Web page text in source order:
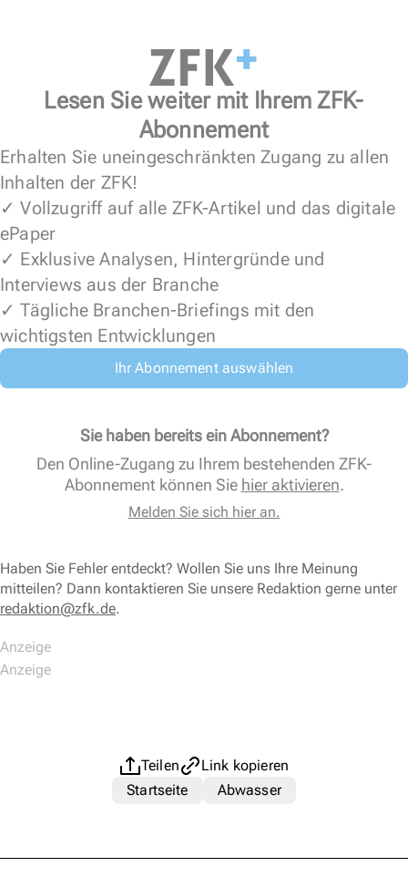
Lesen Sie weiter mit Ihrem ZFK-
Abonnement
Erhalten Sie uneingeschränkten Zugang zu allen
Inhalten der ZFK!
✓ Vollzugriff auf alle ZFK-Artikel und das digitale
ePaper
✓ Exklusive Analysen, Hintergründe und
Interviews aus der Branche
✓ Tägliche Branchen-Briefings mit den
wichtigsten Entwicklungen
Ihr Abonnement auswählen
Sie haben bereits ein Abonnement?
Den Online-Zugang zu Ihrem bestehenden ZFK-
Abonnement können Sie hier aktivieren.
Melden Sie sich hier an.
Haben Sie Fehler entdeckt? Wollen Sie uns Ihre Meinung
mitteilen? Dann kontaktieren Sie unsere Redaktion gerne unter
redaktion@zfk.de.
Teilen
Link kopieren
Startseite
Abwasser